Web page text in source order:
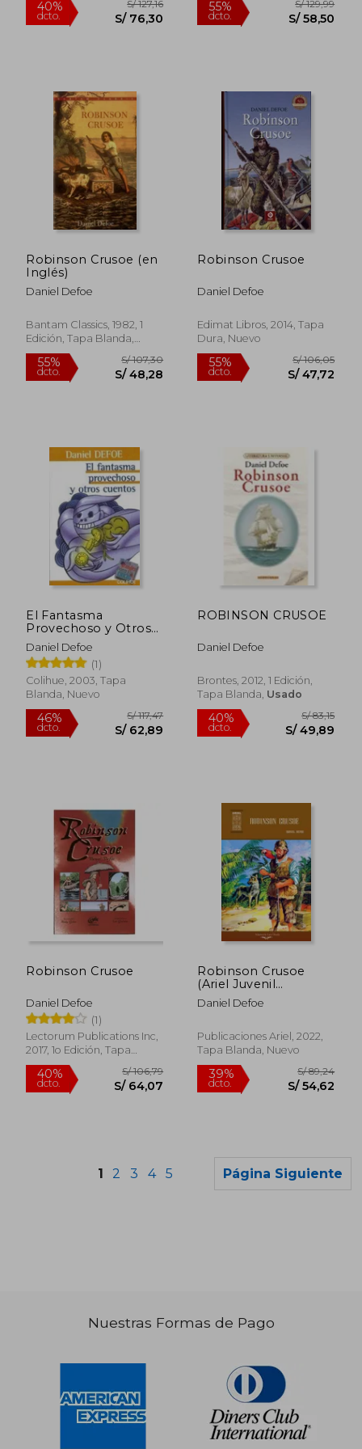
55%
dcto. S/ 101,08
40%
dcto.
55%
dcto. S/ 42,80
55%
dcto.
40% 55%
dcto.
Robinson Crusoe (en
Inglés)
Daniel Defoe
Bantam Classics, 1982, 1
Edición, Tapa Blanda,
Nuevo
55% S/ 107,30
Robinson Crusoe
Daniel Defoe
Edimat Libros, 2014, Tapa
Dura, Nuevo
55%
dcto.
El Fantasma
Provechoso y Otros
Cuentos
Daniel Defoe
(1)
Colihue, 2003, Tapa
Blanda, Nuevo
ROBINSON CRUSOE
Daniel Defoe
Brontes, 2012, 1 Edición,
Tapa Blanda, Usado
Robinson Crusoe
Daniel Defoe
(1)
Lectorum Publications Inc,
2017, 1o Edición, Tapa
Blanda, Nuevo
Robinson Crusoe
(Ariel Juvenil
Ilustrada)
Daniel Defoe
Publicaciones Ariel, 2022,
Tapa Blanda, Nuevo
1 2 3 4 5 Página Siguiente
Nuestras Formas de Pago